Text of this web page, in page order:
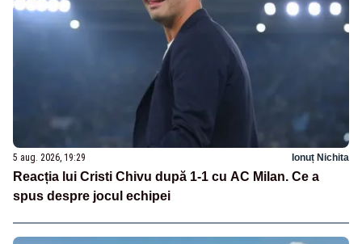
5 aug. 2026, 19:29 Ionuț Nichita
Reacția lui Cristi Chivu după 1-1 cu AC Milan. Ce a
spus despre jocul echipei